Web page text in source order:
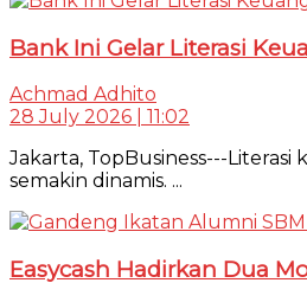
Bank Ini Gelar Literasi
Achmad Adhito
28 July 2026 | 11:02
Jakarta, TopBusiness---
semakin dinamis. ...
Easycash Hadirkan Dua